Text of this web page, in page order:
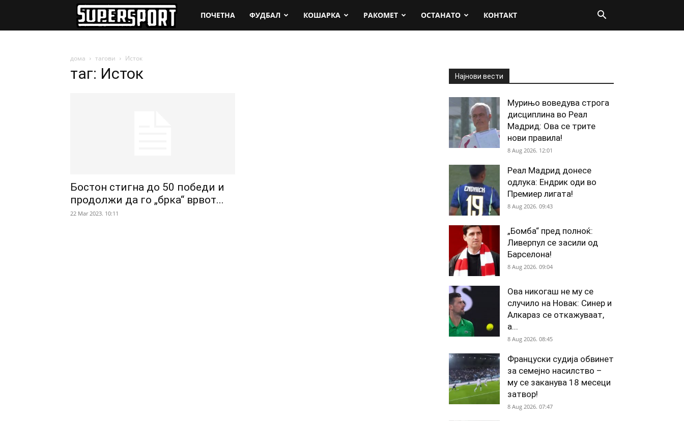
SuperSport.mk
ПОЧЕТНА ФУДБАЛ КОШАРКА РАКОМЕТ ОСТАНАТО КОНТАКТ
дома тагови Исток
таг: Исток
Бостон стигна до 50 победи и
продолжи да го „брка“ врвот...
22 Mar 2023. 10:11
Најнови вести
Мурињо воведува строга
дисциплина во Реал
Мадрид: Ова се трите
нови правила!
8 Aug 2026. 12:01
Реал Мадрид донесе
одлука: Ендрик оди во
Премиер лигата!
8 Aug 2026. 09:43
„Бомба“ пред полноќ:
Ливерпул се засили од
Барселона!
8 Aug 2026. 09:04
Ова никогаш не му се
случило на Новак: Синер и
Алкараз се откажуваат,
а...
8 Aug 2026. 08:45
Француски судија обвинет
за семејно насилство –
му се заканува 18 месеци
затвор!
8 Aug 2026. 07:47